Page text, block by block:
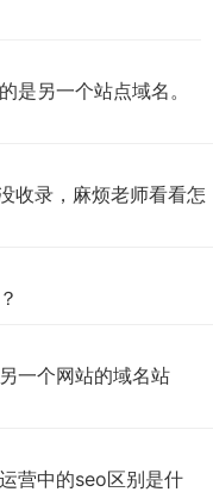
是另一个站点域名。
收录，麻烦老师看看怎
一个网站的域名站
营中的seo区别是什